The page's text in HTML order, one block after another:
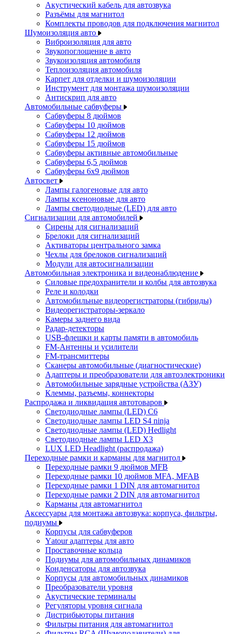
Акустический кабель для автозвука
Разъёмы для магнитол
Комплекты проводов для подключения магнитол
Шумоизоляция авто
Виброизоляция для авто
Звукопоглощение в авто
Звукоизоляция автомобиля
Теплоизоляция автомобиля
Карпет для отделки и шумоизоляции
Инструмент для монтажа шумоизоляции
Антискрип для авто
Автомобильные сабвуферы
Сабвуферы 8 дюймов
Сабвуферы 10 дюймов
Сабвуферы 12 дюймов
Сабвуферы 15 дюймов
Сабвуферы активные автомобильные
Сабвуферы 6,5 дюймов
Сабвуферы 6x9 дюймов
Автосвет
Лампы галогеновые для авто
Лампы ксеноновые для авто
Лампы светодиодные (LED) для авто
Сигнализации для автомобилей
Сирены для сигнализаций
Брелоки для сигнализаций
Активаторы центрального замка
Чехлы для брелоков сигнализаций
Модули для автосигнализации
Автомобильная электроника и видеонаблюдение
Силовые предохранители и колбы для автозвука
Реле и колодки
Автомобильные видеорегистраторы (гибриды)
Видеорегистраторы-зеркало
Камеры заднего вида
Радар-детекторы
USB-флешки и карты памяти в автомобиль
FM-Антенны и усилители
FM-трансмиттеры
Сканеры автомобильные (диагностические)
Адаптеры и преобразователи для автоэлектроники
Автомобильные зарядные устройства (АЗУ)
Клеммы, разъемы, коннекторы
Распродажа и ликвидация автотоваров
Светодиодные лампы (LED) C6
Светодиодные лампы LED S4 ninja
Светодиодные лампы (LED) Hedlight
Светодиодные лампы LED X3
LUX LED Headlight (распродажа)
Переходные рамки и карманы для магнитол
Переходные рамки 9 дюймов MFB
Переходные рамки 10 дюймов MFA, MFAB
Переходные рамки 1 DIN для автомагнитол
Переходные рамки 2 DIN для автомагнитол
Карманы для автомагнитол
Аксессуары для монтажа автозвука: корпуса, фильтры,
подиумы
Корпусы для сабвуферов
Yаtour адаптеры для авто
Проставочные кольца
Подиумы для автомобильных динамиков
Конденсаторы для автозвука
Корпусы для автомобильных динамиков
Преобразователи уровня
Акустические терминалы
Регуляторы уровня сигнала
Дистрибьюторы питания
Фильтры питания для автомагнитол